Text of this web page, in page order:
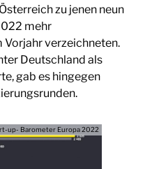
zu jenen neun
mehr
Vorjahr verzeichneten.
Deutschland als
gab es hingegen
up- Barometer Europa 2022